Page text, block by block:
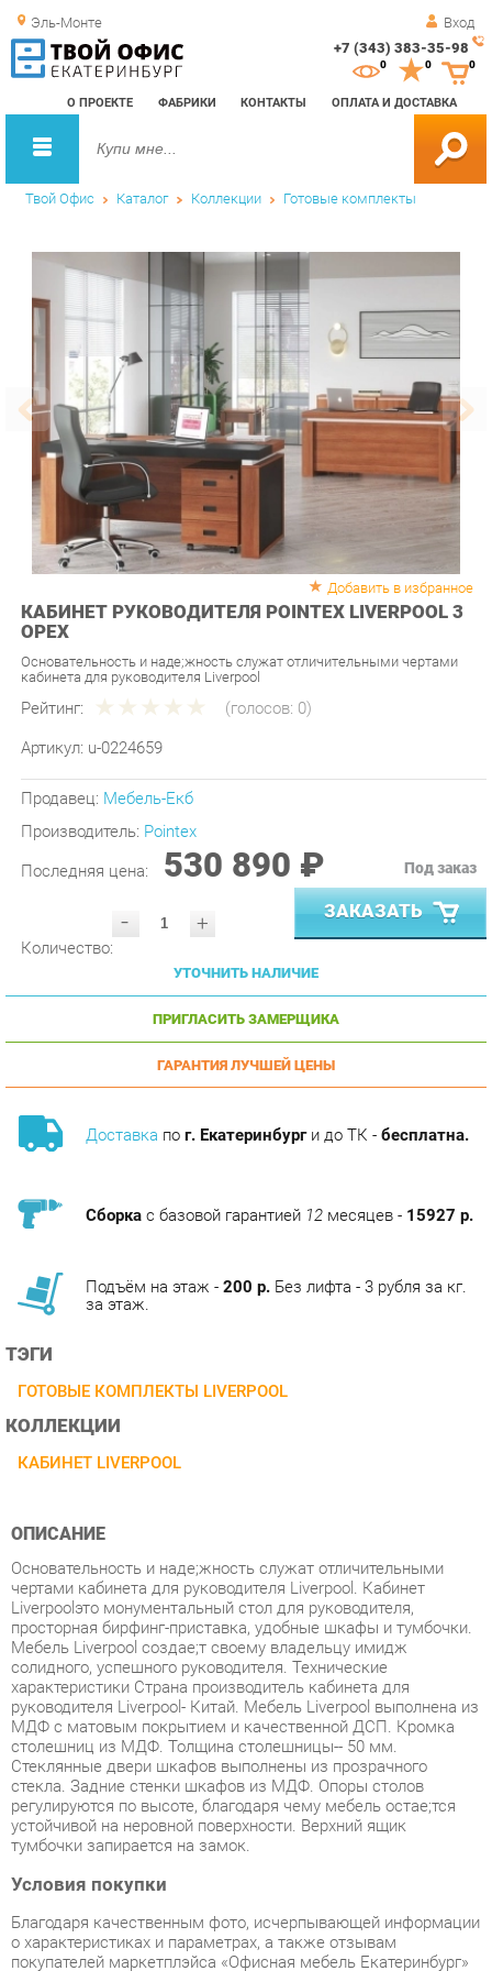
Эль-Монте Вход
+7 (343) 383-35-98
О ПРОЕКТЕ ФАБРИКИ КОНТАКТЫ ОПЛАТА И ДОСТАВКА
0 0
Твой Офис Каталог Коллекции Готовые комплекты
Добавить в избранное
КАБИНЕТ РУКОВОДИТЕЛЯ POINTEX LIVERPOOL 3
ОРЕХ
Основательность и надe;жность служат отличительными чертами
Рейтинг: (голосов:
Артикул: u-0224659
Производитель:Pointex
Последняя цена: 530 890 ₽
- ЗАКАЗАТЬ
УТОЧНИТЬ НАЛИЧИЕ
ПРИГЛАСИТЬ ЗАМЕРЩИКА
ГАРАНТИЯ ЛУЧШЕЙ ЦЕНЫ
Доставкапог. Екатеринбурги до ТК -бесплатна.
ТЭГИ
ОПИСАНИЕ
чертами кабинета для руководителя Liverpool. Кабинет
Liverpoolэто монументальный стол для руководителя,
просторная бирфинг-приставка, удобные шкафы и тумбочки.
Мебель Liverpool создаe;т своему владельцу имидж
солидного, успешного руководителя. Технические
характеристики Страна производитель кабинета для
руководителя Liverpool- Китай. Мебель Liverpool выполнена из
МДФ с матовым покрытием и качественной ДСП. Кромка
столешниц из МДФ. Толщина столешницы-- 50 мм.
Стеклянные двери шкафов выполнены из прозрачного
стекла. Задние стенки шкафов из МДФ. Опоры столов
регулируются по высоте, благодаря чему мебель остаe;тся
устойчивой на неровной поверхности. Верхний ящик
тумбочки запирается на замок.
Условия покупки
Благодаря качественным фото, исчерпывающей информации
покупателей маркетплэйса «Офисная мебель Екатеринбург»
Орех» категории Готовые комплекты производства Pointex с
доставкой из Екатеринбурга по цене со скидкой и гарантией
от производителя не составит труда.